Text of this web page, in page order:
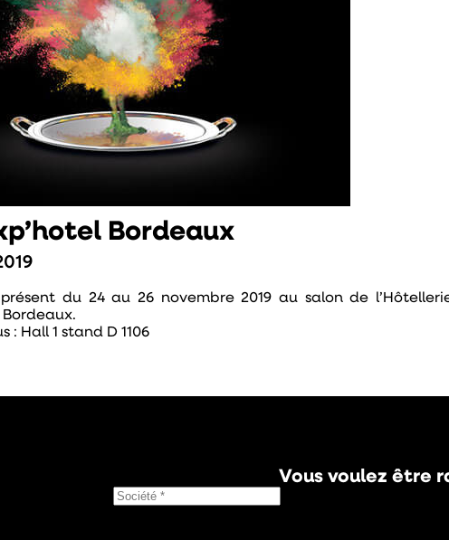
Bordeaux
du 24 au 26 novembre 2019 au salon de
Bordeaux.
: Hall 1 stand D 1106
Vous voulez être